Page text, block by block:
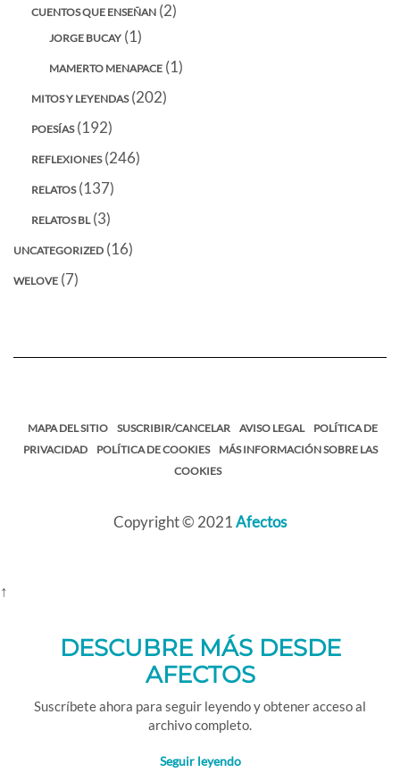
CUENTOS QUE ENSEÑAN (2)
JORGE BUCAY (1)
MAMERTO MENAPACE (1)
MITOS Y LEYENDAS(202)
POESÍAS(192)
REFLEXIONES(246)
RELATOS(137)
RELATOS BL(3)
UNCATEGORIZED (16)
WELOVE (7)
MAPA DEL SITIO SUSCRIBIR/CANCELAR AVISO LEGAL
POLÍTICA DE
PRIVACIDAD
POLÍTICA DE COOKIES
MÁS INFORMACIÓN SOBRE LAS
COOKIES
Copyright © 2021Afectos
↑
DESCUBRE MÁS DESDE
AFECTOS
Suscríbete ahora para seguir leyendo y obtener acceso al
archivo completo.
Seguir leyendo